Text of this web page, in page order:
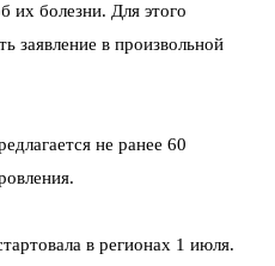
их болезни. Для этого
заявление в произвольной
не ранее 60
в регионах 1 июля.